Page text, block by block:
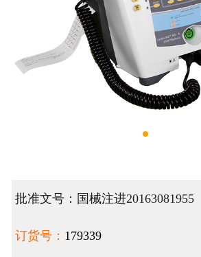
批准文号：国械注进20163081955
订货号： 179339